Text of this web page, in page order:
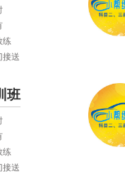
练
接送
班
练
接送